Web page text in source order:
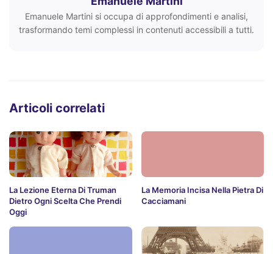
Emanuele Martini si occupa di approfondimenti e analisi,
trasformando temi complessi in contenuti accessibili a tutti.
Articoli correlati
La Lezione Eterna Di Truman
Dietro Ogni Scelta Che Prendi
Oggi
La Memoria Incisa Nella Pietra Di
Cacciamani